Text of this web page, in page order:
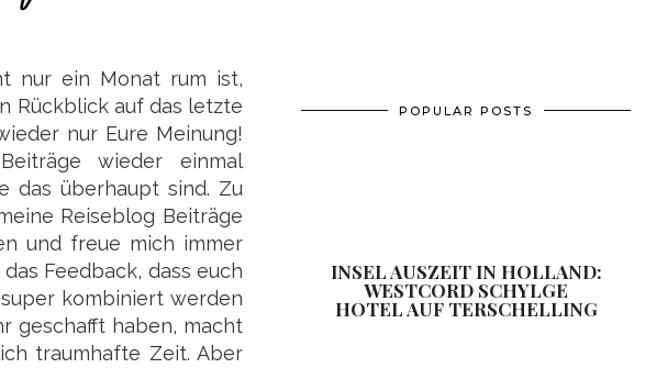
nur ein Monat rum ist,
Rückblick auf das letzte
nur Eure Meinung!
wieder einmal
das überhaupt sind. Zu
Reiseblog Beiträge
und freue mich immer
Feedback, dass euch
kombiniert werden
geschafft haben, macht
traumhafte Zeit. Aber
POPULAR POSTS
INSEL AUSZEIT IN HOLLAND:
WESTCORD SCHYLGE
HOTEL AUF TERSCHELLING